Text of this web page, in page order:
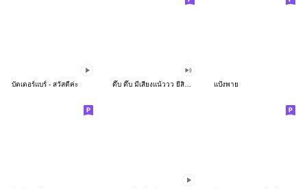
บัตเตอร์แบร์ - สวัสดีค่ะ แป้งพาย